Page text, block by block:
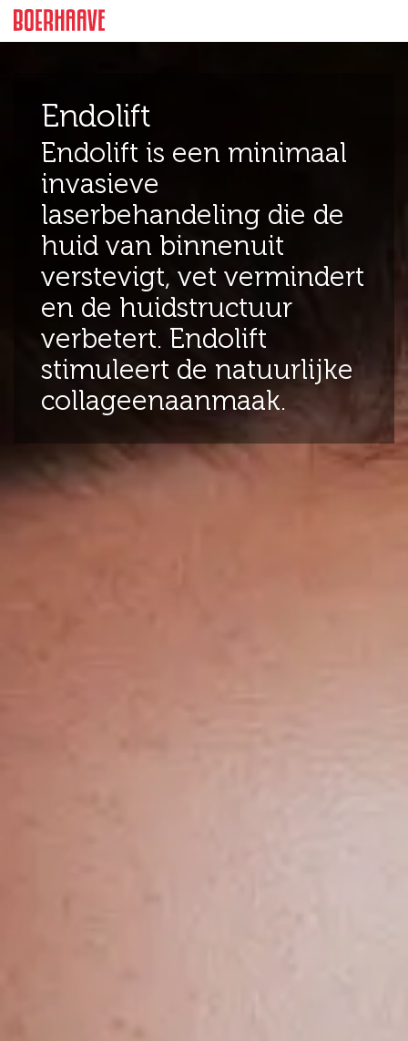
Endolift
Endolift is een minimaal
invasieve
laserbehandeling die de
huid van binnenuit
verstevigt, vet vermindert
en de huidstructuur
verbetert. Endolift
stimuleert de natuurlijke
collageenaanmaak.
Feiten